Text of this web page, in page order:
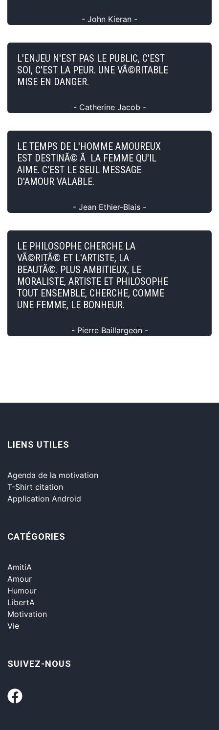
- John Kieran -
L'ENJEU N'EST PAS LE PUBLIC, C'EST
SOI, C'EST LA PEUR. UNE VÃ©RITABLE
MISE EN DANGER.
- Catherine Jacob -
LE TEMPS DE L'HOMME AMOUREUX
EST DESTINÃ© Ã LA FEMME QU'IL
AIME. C'EST LE SEUL MESSAGE
D'AMOUR VALABLE.
- Jean Ethier-Blais -
LE PHILOSOPHE CHERCHE LA
VÃ©RITÃ© ET L'ARTISTE, LA
BEAUTÃ©. PLUS AMBITIEUX, LE
MORALISTE, ARTISTE ET PHILOSOPHE
TOUT ENSEMBLE, CHERCHE, COMME
UNE FEMME, LE BONHEUR.
- Pierre Baillargeon -
LIENS UTILES
Agenda de la motivation
T-Shirt citation
Application Android
CATÉGORIES
AmitiA
Amour
Humour
LibertA
Motivation
Vie
SUIVEZ-NOUS